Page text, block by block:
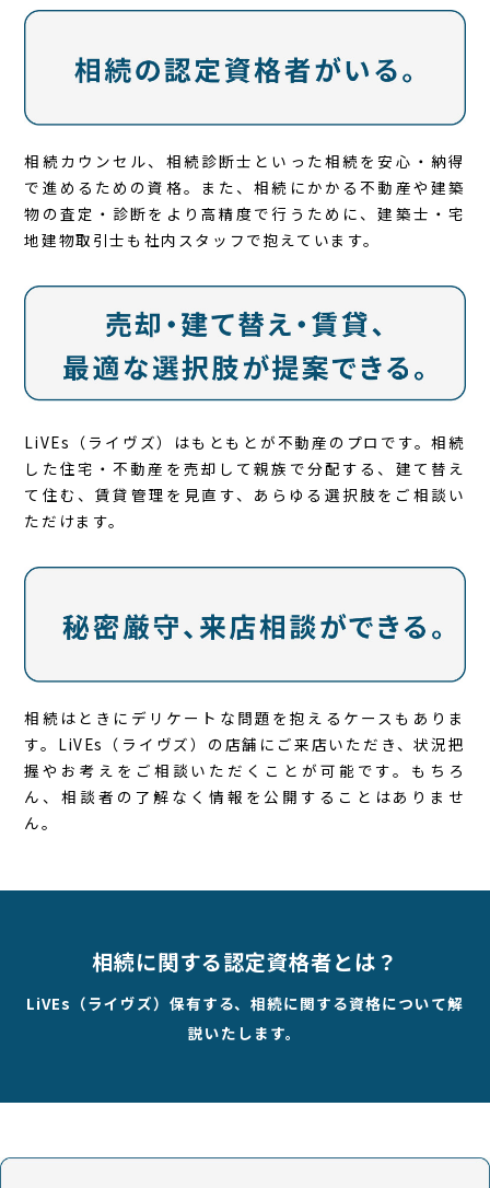
相続カウンセル、相続診断士といった相続を安心・納得
で進めるための資格。また、相続にかかる不動産や建築
物の査定・診断をより高精度で行うために、建築士・宅
地建物取引士も社内スタッフで抱えています。
LiVEs（ライヴズ）はもともとが不動産のプロです。相続
した住宅・不動産を売却して親族で分配する、建て替え
て住む、賃貸管理を見直す、あらゆる選択肢をご相談い
ただけます。
相続はときにデリケートな問題を抱えるケースもありま
す。LiVEs（ライヴズ）の店舗にご来店いただき、状況把
握やお考えをご相談いただくことが可能です。もちろ
ん、相談者の了解なく情報を公開することはありませ
ん。
相続に関する認定資格者とは？
LiVEs（ライヴズ）保有する、相続に関する資格について解
説いたします。